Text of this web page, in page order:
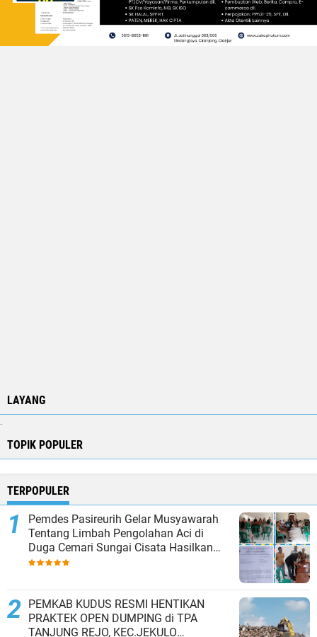
LAYANG
.
TOPIK POPULER
TERPOPULER
Pemdes Pasireurih Gelar Musyawarah
Tentang Limbah Pengolahan Aci di
Duga Cemari Sungai Cisata Hasilkan
Kesepakatan Tutup Sementara
PEMKAB KUDUS RESMI HENTIKAN
PRAKTEK OPEN DUMPING di TPA
TANJUNG REJO, KEC.JEKULO